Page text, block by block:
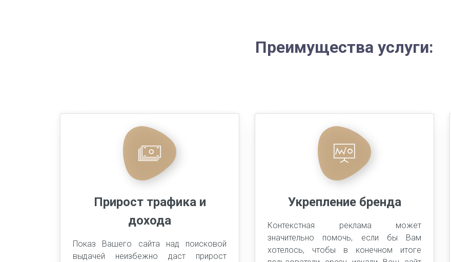
Преимущества услуги:
Прирост трафика и
дохода
Показ Вашего сайта над поисковой
выдачей неизбежно даст прирост
Укрепление бренда
Контекстная реклама может
значительно помочь, если бы Вам
хотелось, чтобы в конечном итоге